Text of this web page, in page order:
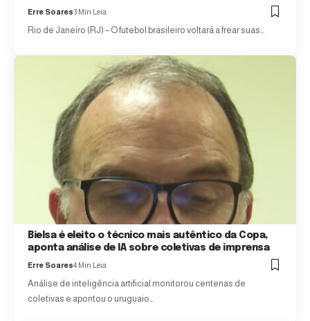
Erre Soares3 Min Leia
Rio de Janeiro (RJ) – O futebol brasileiro voltará a frear suas…
Bielsa é eleito o técnico mais autêntico da Copa,
aponta análise de IA sobre coletivas de imprensa
Erre Soares4 Min Leia
Análise de inteligência artificial monitorou centenas de
coletivas e apontou o uruguaio…